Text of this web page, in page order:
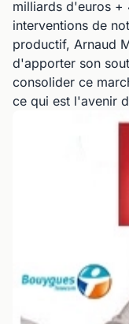
milliards d'euros +
interventions de
productif, Arnaud
d'apporter son
consolider ce
ce qui est l'avenir